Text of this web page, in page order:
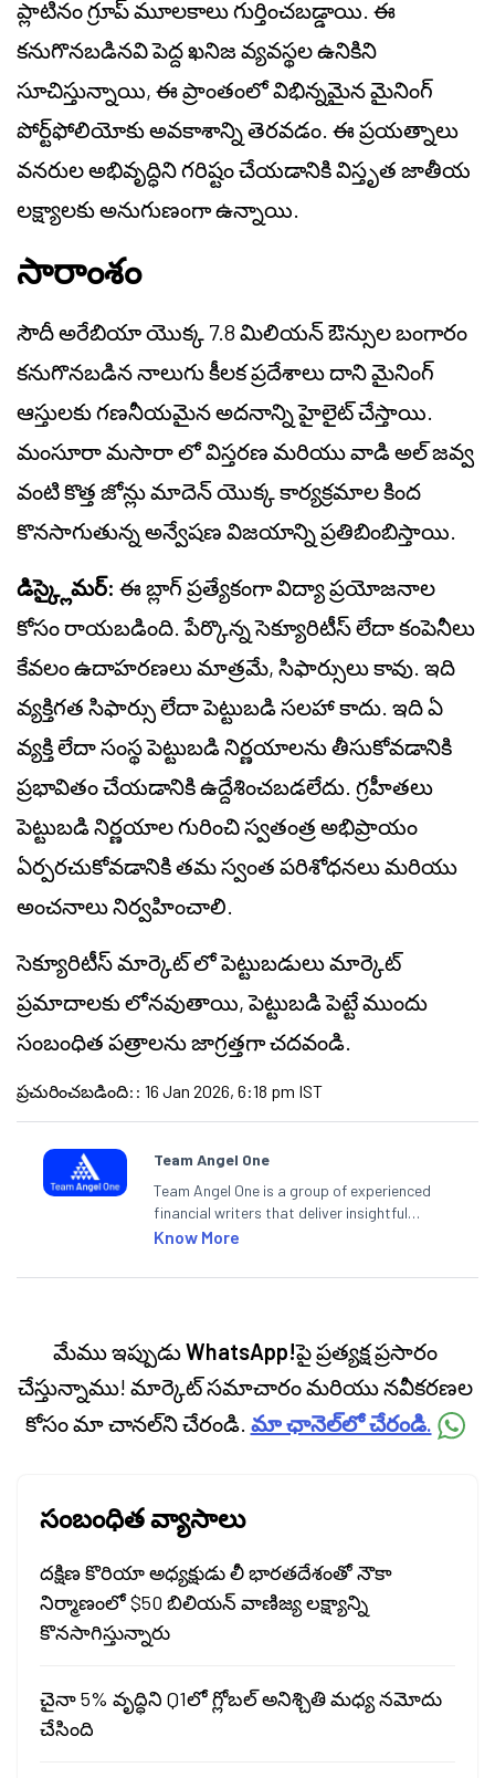
ప్లాటినం గ్రూప్ మూలకాలు గుర్తించబడ్డాయి. ఈ
కనుగొనబడినవి పెద్ద ఖనిజ వ్యవస్థల ఉనికిని
సూచిస్తున్నాయి, ఈ ప్రాంతంలో విభిన్నమైన మైనింగ్
పోర్ట్‌ఫోలియోకు అవకాశాన్ని తెరవడం. ఈ ప్రయత్నాలు
వనరుల అభివృద్ధిని గరిష్టం చేయడానికి విస్తృత జాతీయ
లక్ష్యాలకు అనుగుణంగా ఉన్నాయి.
సారాంశం
సౌదీ అరేబియా యొక్క 7.8 మిలియన్ ఔన్సుల బంగారం
కనుగొనబడిన నాలుగు కీలక ప్రదేశాలు దాని మైనింగ్
ఆస్తులకు గణనీయమైన అదనాన్ని హైలైట్ చేస్తాయి.
మంసూరా మసారా లో విస్తరణ మరియు వాడి అల్ జవ్వ
వంటి కొత్త జోన్లు మాదెన్ యొక్క కార్యక్రమాల కింద
కొనసాగుతున్న అన్వేషణ విజయాన్ని ప్రతిబింబిస్తాయి.
డిస్క్లైమర్: ఈ బ్లాగ్ ప్రత్యేకంగా విద్యా ప్రయోజనాల
కోసం రాయబడింది. పేర్కొన్న సెక్యూరిటీస్ లేదా కంపెనీలు
కేవలం ఉదాహరణలు మాత్రమే, సిఫార్సులు కావు. ఇది
వ్యక్తిగత సిఫార్సు లేదా పెట్టుబడి సలహా కాదు. ఇది ఏ
వ్యక్తి లేదా సంస్థ పెట్టుబడి నిర్ణయాలను తీసుకోవడానికి
ప్రభావితం చేయడానికి ఉద్దేశించబడలేదు. గ్రహీతలు
పెట్టుబడి నిర్ణయాల గురించి స్వతంత్ర అభిప్రాయం
ఏర్పరచుకోవడానికి తమ స్వంత పరిశోధనలు మరియు
అంచనాలు నిర్వహించాలి.
సెక్యూరిటీస్ మార్కెట్ లో పెట్టుబడులు మార్కెట్
ప్రమాదాలకు లోనవుతాయి, పెట్టుబడి పెట్టే ముందు
సంబంధిత పత్రాలను జాగ్రత్తగా చదవండి.
ప్రచురించబడింది: : 16 Jan 2026, 6:18 pm IST
Team Angel One
Team Angel One is a group of experienced
financial writers that deliver insightful
articles on the stock market, IPO, economy,
categories.
Know More
మేము ఇప్పుడుWhatsApp!పై ప్రత్యక్ష ప్రసారం
చేస్తున్నాము! మార్కెట్ సమాచారం మరియు నవీకరణల
కోసం మా చానల్‌ని చేరండి. మా ఛానెల్‌లో చేరండి.
సంబంధిత వ్యాసాలు
దక్షిణ కొరియా అధ్యక్షుడు లీ భారతదేశంతో నౌకా
నిర్మాణంలో $50 బిలియన్ వాణిజ్య లక్ష్యాన్ని
కొనసాగిస్తున్నారు
చైనా 5% వృద్ధిని Q1లో గ్లోబల్ అనిశ్చితి మధ్య నమోదు
చేసింది